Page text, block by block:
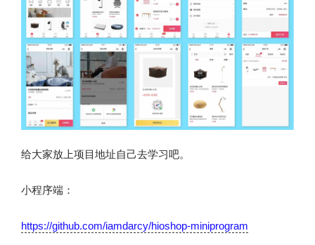
给大家放上项目地址自己去学习吧。
小程序端：
https://github.com/iamdarcy/hioshop-miniprogram